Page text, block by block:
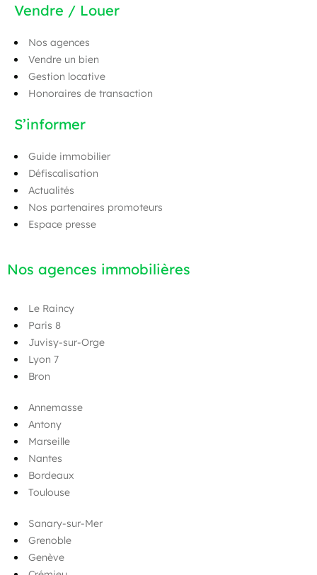
Vendre / Louer
Nos agences
Vendre un bien
Gestion locative
Honoraires de transaction
S’informer
Guide immobilier
Défiscalisation
Actualités
Nos partenaires promoteurs
Espace presse
Nos agences immobilières
Le Raincy
Paris 8
Juvisy-sur-Orge
Lyon 7
Bron
Annemasse
Antony
Marseille
Nantes
Bordeaux
Toulouse
Sanary-sur-Mer
Grenoble
Genève